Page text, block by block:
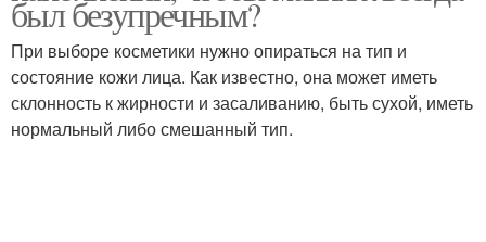
Макияж для губ
ежедневного макияжа
Средства для
был безупречным?
При выборе косметики нужно опираться на тип и
состояние кожи лица. Как известно, она может иметь
склонность к жирности и засаливанию, быть сухой, иметь
нормальный либо смешанный тип.